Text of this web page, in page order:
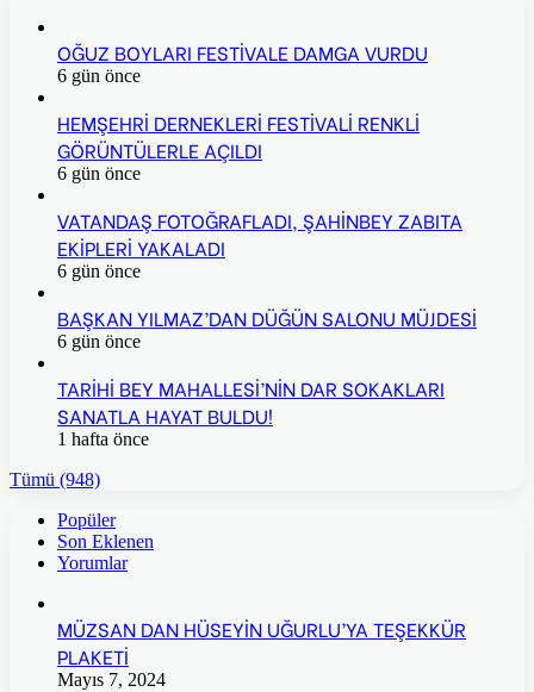
OĞUZ BOYLARI FESTİVALE DAMGA VURDU
6 gün önce
HEMŞEHRİ DERNEKLERİ FESTİVALİ RENKLİ
GÖRÜNTÜLERLE AÇILDI
6 gün önce
VATANDAŞ FOTOĞRAFLADI, ŞAHİNBEY ZABITA
EKİPLERİ YAKALADI
6 gün önce
BAŞKAN YILMAZ’DAN DÜĞÜN SALONU MÜJDESİ
6 gün önce
TARİHİ BEY MAHALLESİ’NİN DAR SOKAKLARI
SANATLA HAYAT BULDU!
1 hafta önce
Tümü (948)
Popüler
Son Eklenen
Yorumlar
MÜZSAN DAN HÜSEYİN UĞURLU’YA TEŞEKKÜR
PLAKETİ
Mayıs 7, 2024